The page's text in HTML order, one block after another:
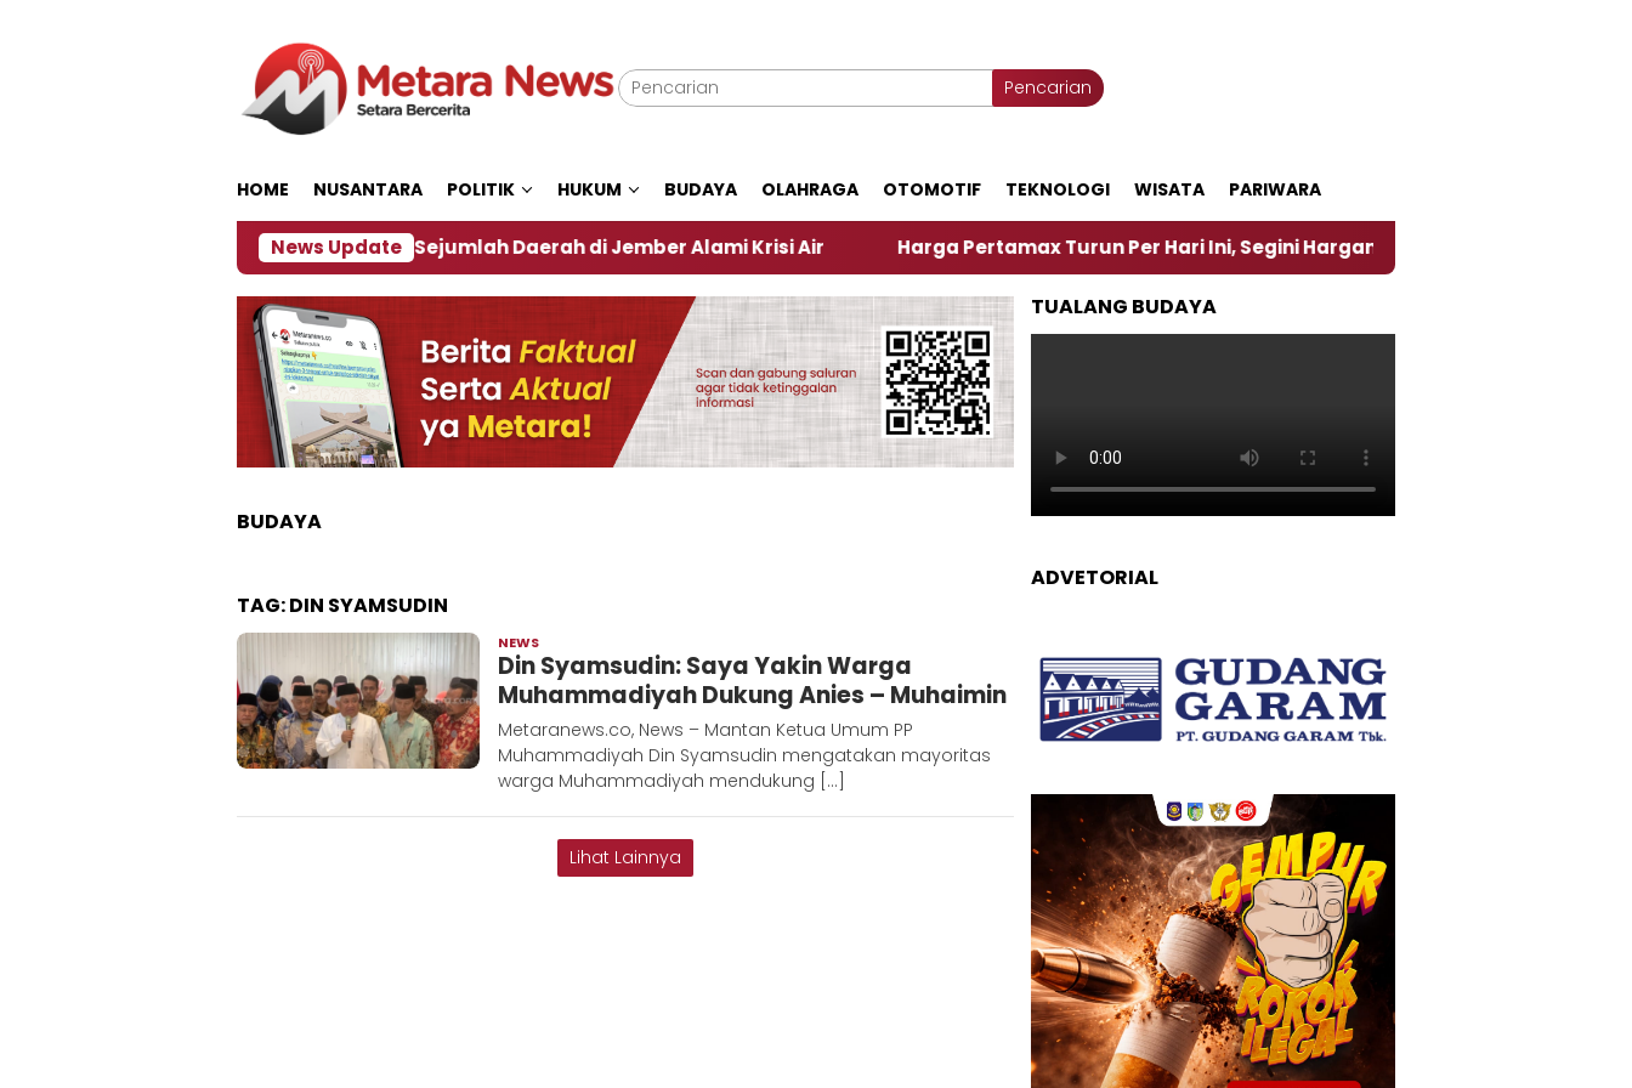
Pencarian
HOME NUSANTARA POLITIK HUKUM BUDAYA OLAHRAGA OTOMOTIF TEKNOLOGI WISATA PARIWARA
News Update
Dampak El Nino, Sejumlah Daerah di Jember Alami Krisi Air Harga Pertamax Turun Per Hari Ini, Segini Harganya ‎Nasirun Maestro Lukis
BUDAYA
TAG:DIN SYAMSUDIN
NEWS
Din Syamsudin: Saya Yakin Warga
Muhammadiyah Dukung Anies – Muhaimin
Metaranews.co, News – Mantan Ketua Umum PP
Muhammadiyah Din Syamsudin mengatakan mayoritas
warga Muhammadiyah mendukung […]
Lihat Lainnya
TUALANG BUDAYA
ADVETORIAL